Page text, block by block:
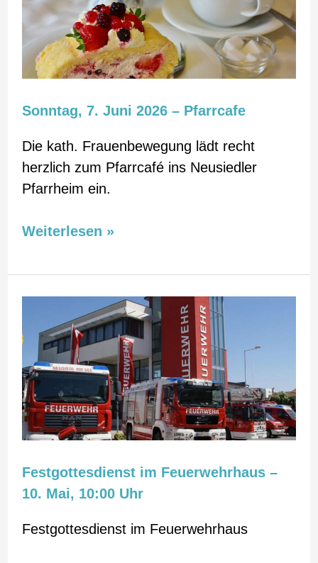
Sonntag, 7. Juni 2026 – Pfarrcafe
Die kath. Frauenbewegung lädt recht
herzlich zum Pfarrcafé ins Neusiedler
Pfarrheim ein.
2026
Pfarrcafe
Weiterlesen »
Festgottesdienst im Feuerwehrhaus –
10. Mai, 10:00 Uhr
Festgottesdienst im Feuerwehrhaus
Festgottesdienst
im
Feuerwehrhaus
–
10.
Mai,
10:00